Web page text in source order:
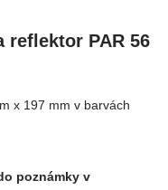
reflektor PAR 56
x 197 mm v barvách
poznámky v